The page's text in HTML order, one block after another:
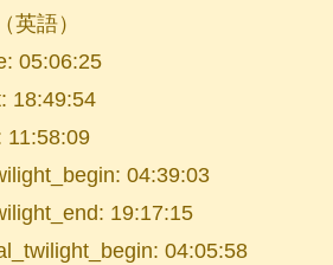
英語）
05:06:25
18:49:54
11:58:09
04:39:03
19:17:15
04:05:58